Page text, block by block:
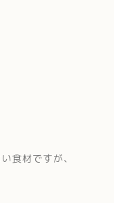
食材ですが、